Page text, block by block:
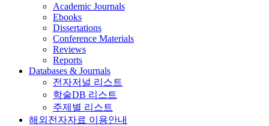
Academic Journals
Ebooks
Dissertations
Conference Materials
Reviews
Reports
Databases & Journals
전자저널 리스트
학술DB 리스트
주제별 리스트
해외전자자료 이용안내